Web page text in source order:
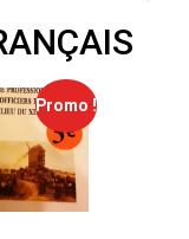
Promo !